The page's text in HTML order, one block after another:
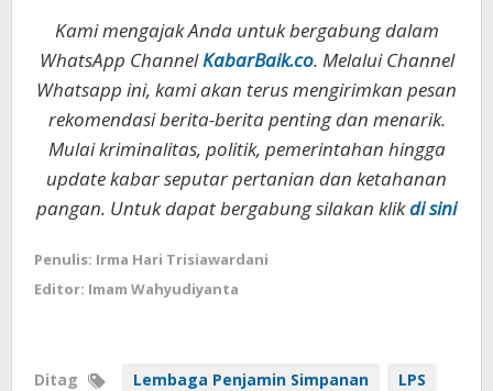
Kami mengajak Anda untuk bergabung dalam
WhatsApp ChannelKabarBaik.co. Melalui Channel
Whatsapp ini, kami akan terus mengirimkan pesan
rekomendasi berita-berita penting dan menarik.
Mulai kriminalitas, politik, pemerintahan hingga
update kabar seputar pertanian dan ketahanan
pangan. Untuk dapat bergabung silakan klikdi sini
Penulis: Irma Hari Trisiawardani
Editor: Imam Wahyudiyanta
Ditag Lembaga Penjamin Simpanan
LPS